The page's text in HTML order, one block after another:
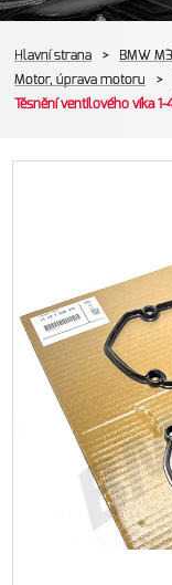
Hlavní strana > BMW
Motor, úprava motoru
>
Těsnění ventilového víka